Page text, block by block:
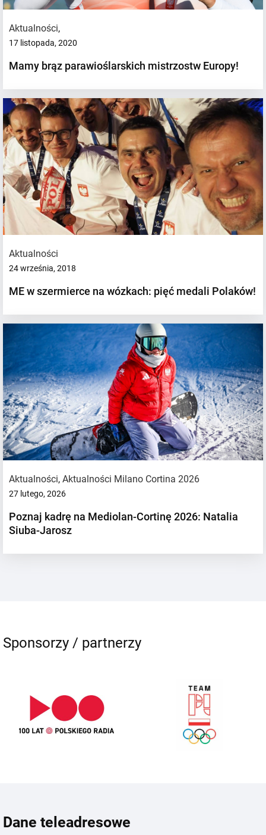
Aktualności,
17 listopada, 2020
Mamy brąz parawioślarskich mistrzostw Europy!
Aktualności
24 września, 2018
ME w szermierce na wózkach: pięć medali Polaków!
Aktualności, Aktualności Milano Cortina 2026
27 lutego, 2026
Poznaj kadrę na Mediolan-Cortinę 2026: Natalia
Siuba-Jarosz
Sponsorzy / partnerzy
Dane teleadresowe